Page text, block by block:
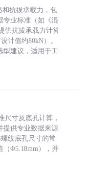
和抗拔承载力，包
专业标准（如《混
供抗拔承载力计算
计值约80kN）。
型建议，适用于工
尺寸及底孔计算，
提供专业数据来源
螺纹底孔尺寸的常
（Φ5.18mm），并